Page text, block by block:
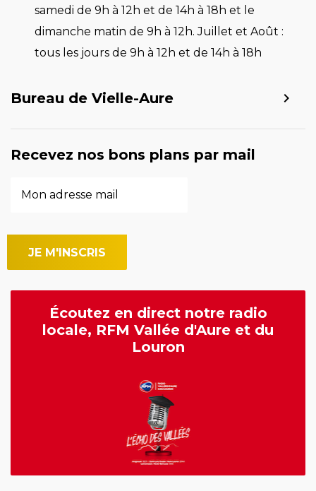
samedi de 9h à 12h et de 14h à 18h et le
dimanche matin de 9h à 12h. Juillet et Août :
tous les jours de 9h à 12h et de 14h à 18h
Bureau de Vielle-Aure
Recevez nos bons plans par mail
Écoutez en direct notre radio
locale, RFM Vallée d'Aure et du
Louron